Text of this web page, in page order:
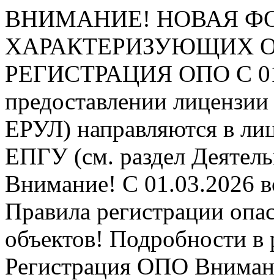
ВНИМАНИЕ! НОВАЯ
ХАРАКТЕРИЗУЮЩИХ
РЕГИСТРАЦИЯ ОПО С
предоставлении
ЕРУЛ) направляются в
ЕПГУ (см. раздел
Внимание! С 01.03.2026
Правила регистрации
объектов! Подробности в
Регистрация ОПО